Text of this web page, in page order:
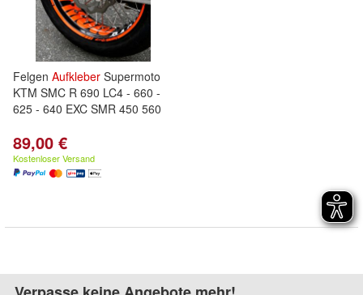
Felgen Aufkleber Supermoto
KTM SMC R 690 LC4 - 660 -
625 - 640 EXC SMR 450 560
89,00 €
Kostenloser Versand